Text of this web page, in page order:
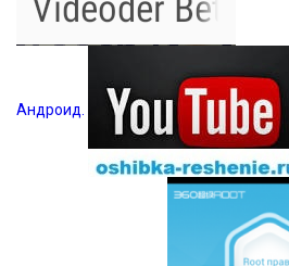
Андроид.